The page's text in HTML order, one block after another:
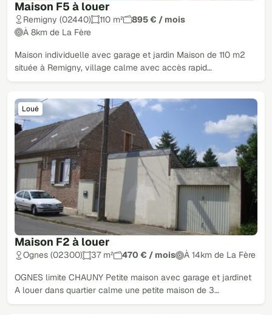
Maison F5 à louer
Remigny (02440) 110 m²
895 € / mois
À 8km de La Fère
Maison individuelle avec garage et jardin Maison de 110 m2
située à Remigny, village calme avec accès rapid…
Maison F2 à louer
Loué
Ognes (02300) 37 m² 470 € / mois À 14km de La Fère
OGNES limite CHAUNY Petite maison avec garage et jardinet
A louer dans quartier calme une petite maison de 3…